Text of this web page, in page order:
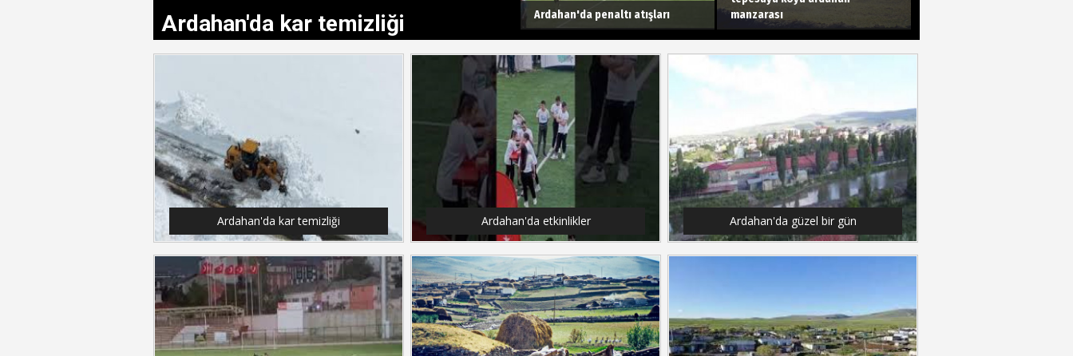
Ardahan'da kar temizliği Ardahan'da penaltı atışları
manzarası
Ardahan'da kar temizliği Ardahan'da etkinlikler Ardahan'da güzel bir gün